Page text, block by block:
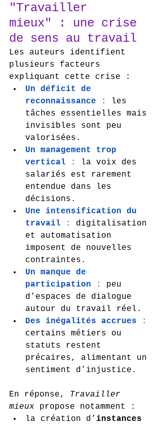
"Travailler
mieux" : une crise
de sens au travail
Les auteurs identifient
plusieurs facteurs
expliquant cette crise :
Un déficit de
reconnaissance :
les
tâches essentielles mais
invisibles sont peu
valorisées.
Un management trop
vertical :
la voix des
salariés est rarement
entendue dans les
décisions.
Une intensification du
travail :
digitalisation
et automatisation
imposent de nouvelles
contraintes.
Un manque de
participation :
peu
d’espaces de dialogue
autour du travail réel.
Des inégalités accrues :
certains métiers ou
statuts restent
précaires, alimentant un
sentiment d’injustice.
En réponse, Travailler
mieux propose notamment :
la création d’ instances